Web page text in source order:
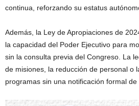
continua, reforzando su estatus
Además, la Ley de Apropiaciones de
la capacidad del Poder Ejecutivo para
sin la consulta previa del Congreso. La
de misiones, la reducción de personal o
programas sin una notificación formal de